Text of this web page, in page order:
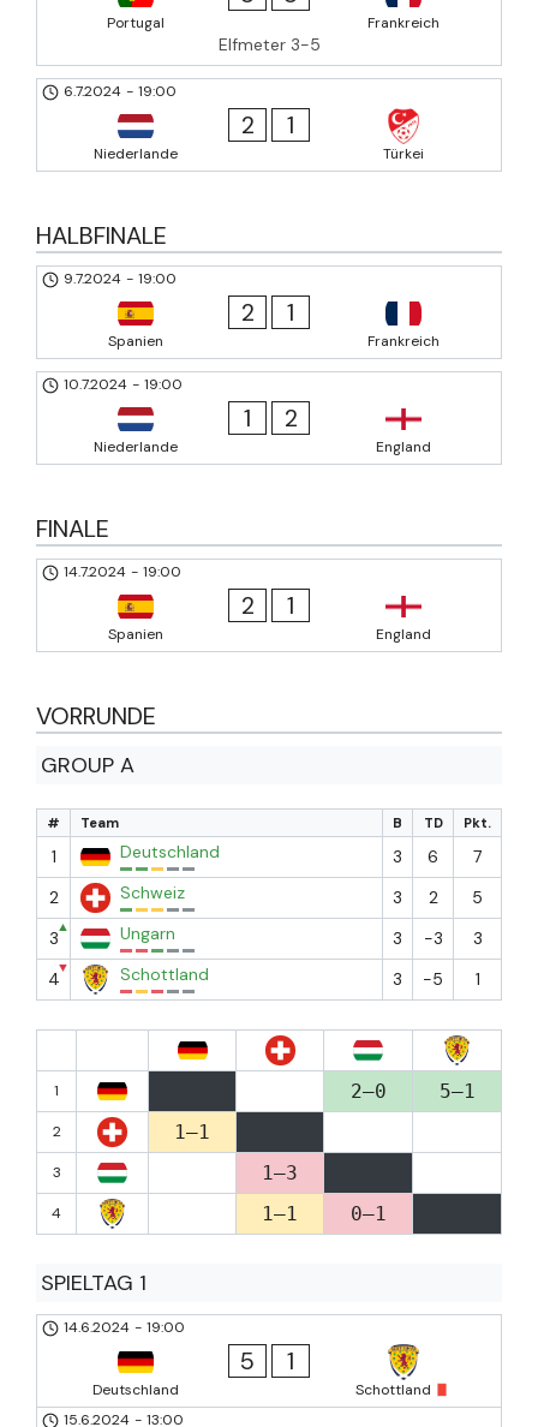
Portugal Frankreich
Elfmeter 3-5
6.7.2024 - 19:00
Niederlande
2 1
Türkei
HALBFINALE
9.7.2024 - 19:00
Spanien
2 1
Frankreich
10.7.2024 - 19:00
Niederlande
1 2
England
FINALE
14.7.2024 - 19:00
Spanien
2 1
England
VORRUNDE
GROUP A
# Team B TD Pkt.
1 Deutschland 3 6
7
2
Schweiz 3 2
5
3
▲ Ungarn 3 -3
3
4
▼ Schottland 3 -5 1
1 2–0 5–1
2 1–1
3 1–3
4 1–1 0–1
SPIELTAG 1
14.6.2024 - 19:00
Deutschland
5 1
Schottland
15.6.2024 - 13:00